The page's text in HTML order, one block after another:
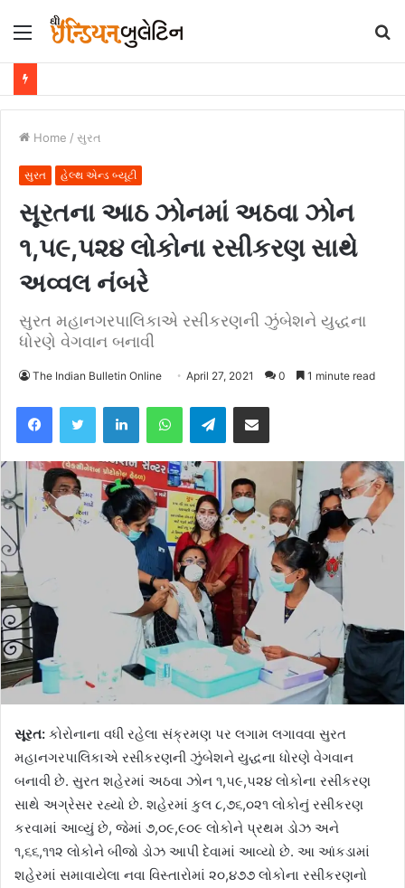
Menu
Home / સુરત
સુરત હેલ્થ એન્ડ બ્યૂટી
સૂરતના આઠ ઝોનમાં અઠવા ઝોન
૧,૫૯,૫૨૪ લોકોના રસીકરણ સાથે
અવ્વલ નંબરે
સુરત મહાનગરપાલિકાએ રસીકરણની ઝુંબેશને યુદ્ધના
ધોરણે વેગવાન બનાવી
The Indian Bulletin Online April 27, 2021 0 1 minute read
Telegram
સૂરત: કોરોનાના વધી રહેલા સંક્રમણ પર લગામ લગાવવા સુરત
મહાનગરપાલિકાએ રસીકરણની ઝુંબેશને યુદ્ધના ધોરણે વેગવાન
બનાવી છે. સુરત શહેરમાં અઠવા ઝોન ૧,૫૯,૫૨૪ લોકોના રસીકરણ
સાથે અગ્રેસર રહ્યો છે. શહેરમાં કુલ ૮,૭૬,૦૨૧ લોકોનું રસીકરણ
કરવામાં આવ્યું છે, જેમાં ૭,૦૯,૯૦૯ લોકોને પ્રથમ ડોઝ અને
૧,૬૬,૧૧૨ લોકોને બીજો ડોઝ આપી દેવામાં આવ્યો છે. આ આંકડામાં
શહેરમાં સમાવાયેલા નવા વિસ્તારોમાં ૨૦,૪૭૭ લોકોના રસીકરણનો